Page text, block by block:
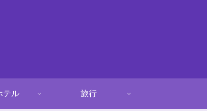
テル 旅行